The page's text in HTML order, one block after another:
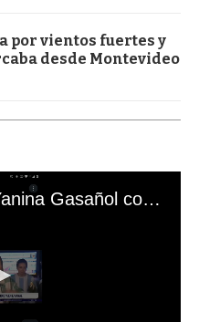
por vientos fuertes y
desde Montevideo
El mal momento de Yanina Gasañol con un hincha argentino en "Subrayado"